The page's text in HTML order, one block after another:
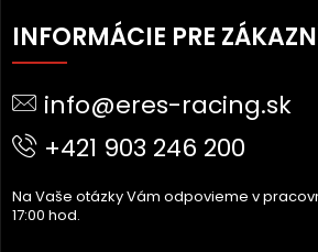
Á
P
T
INFORMÁCIE PRE
info@eres-racing.sk
+421 903 246 200
Na Vaše otázky Vám odpovieme v
17:00 hod.